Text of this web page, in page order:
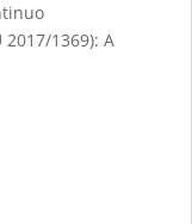
1369): A